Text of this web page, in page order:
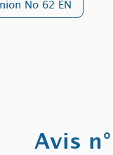
No 62 EN
Avis